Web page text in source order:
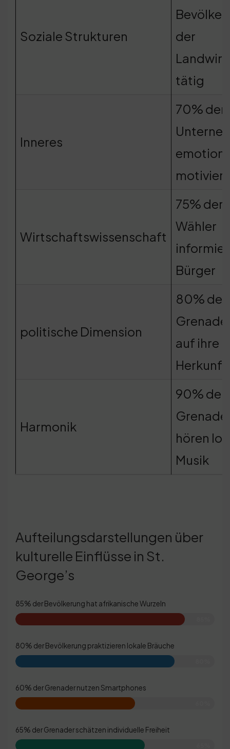
Soziale Strukturen
der
tätig
Inneres
70% der
motiviert
Wirtschaftswissenschaft
75% der
Wähler
Bürger
politische Dimension
80% der
auf ihre
Herkunft
Harmonik
90% der
hören
Musik
Aufteilungsdarstellungen über
kulturelle Einflüsse in St.
George’s
85% der Bevölkerung hat afrikanische Wurzeln
80% der Bevölkerung praktizieren lokale Bräuche
60% der Grenader nutzen Smartphones
65% der Grenader schätzen individuelle Freiheit